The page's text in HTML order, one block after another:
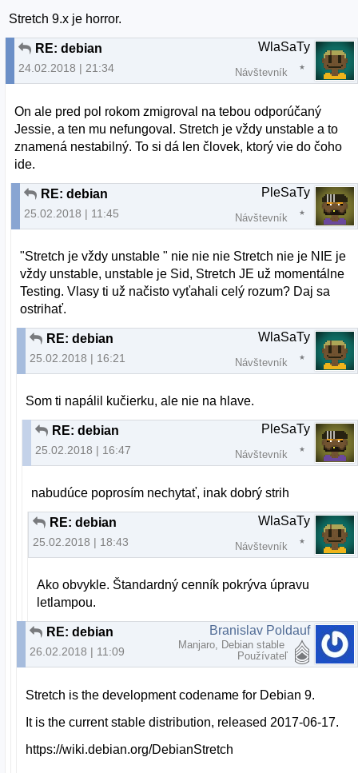
Stretch 9.x je horror.
RE: debian
24.02.2018 | 21:34
WlaSaTy
Návštevník
On ale pred pol rokom zmigroval na tebou odporúčaný
Jessie, a ten mu nefungoval. Stretch je vždy unstable a to
znamená nestabilný. To si dá len človek, ktorý vie do čoho
ide.
RE: debian
25.02.2018 | 11:45
PleSaTy
Návštevník
"Stretch je vždy unstable " nie nie nie Stretch nie je NIE je
vždy unstable, unstable je Sid, Stretch JE už momentálne
Testing. Vlasy ti už načisto vyťahali celý rozum? Daj sa
ostrihať.
RE: debian
25.02.2018 | 16:21
WlaSaTy
Návštevník
Som ti napálil kučierku, ale nie na hlave.
RE: debian
25.02.2018 | 16:47
PleSaTy
Návštevník
nabudúce poprosím nechytať, inak dobrý strih
RE: debian
25.02.2018 | 18:43
WlaSaTy
Návštevník
Ako obvykle. Štandardný cenník pokrýva úpravu
letlampou.
RE: debian
26.02.2018 | 11:09
Branislav Poldauf
Manjaro, Debian stable
Používateľ
Stretch is the development codename for Debian 9.
It is the current stable distribution, released 2017-06-17.
https://wiki.debian.org/DebianStretch